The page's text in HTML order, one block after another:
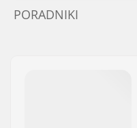
PORADNIKI